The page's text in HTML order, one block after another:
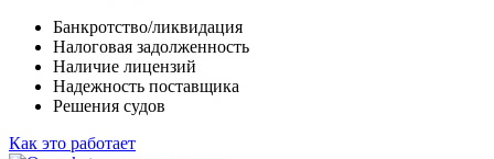
Банкротство/ликвидация
Налоговая задолженность
Наличие лицензий
Надежность поставщика
Решения судов
Как это работает